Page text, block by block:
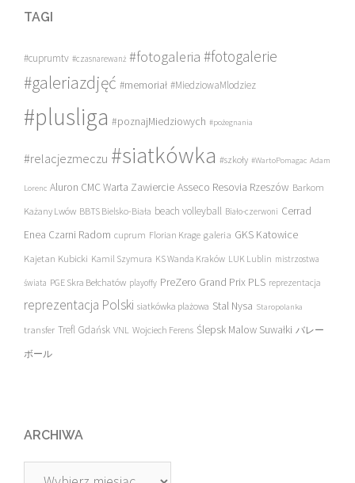
TAGI
#cuprumtv #czasnarewanż #fotogaleria #fotogalerie
#galeriazdjęć #memoriał #MiedziowaMlodziez
#plusliga #poznajMiedziowych #pożegnania
#relacjezmeczu #siatkówka #szkoły #WartoPomagac Adam
Lorenc Aluron CMC Warta Zawiercie Asseco Resovia Rzeszów Barkom
Każany Lwów BBTS Bielsko-Biała beach volleyball Biało-czerwoni Cerrad
Enea Czarni Radom cuprum Florian Krage galeria GKS Katowice
Kajetan Kubicki Kamil Szymura KS Wanda Kraków LUK Lublin mistrzostwa
świata PGE Skra Bełchatów playoffy PreZero Grand Prix PLS reprezentacja
reprezentacja Polski siatkówka plażowa Stal Nysa Staropolanka
transfer Trefl Gdańsk VNL Wojciech Ferens Ślepsk Malow Suwałki バレー
ボール
ARCHIWA
Archiwa